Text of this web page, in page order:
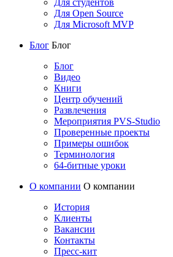
Для студентов
Для Open Source
Для Microsoft MVP
Блог Блог
Блог
Видео
Книги
Центр обучений
Развлечения
Мероприятия PVS-Studio
Проверенные проекты
Примеры ошибок
Терминология
64-битные уроки
О компании О компании
История
Клиенты
Вакансии
Контакты
Пресс-кит